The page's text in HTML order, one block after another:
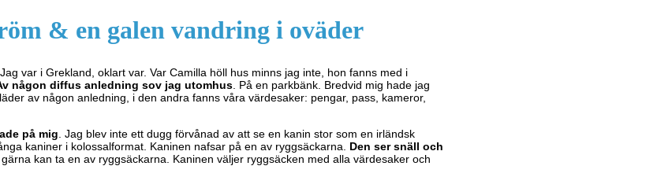
& en galen vandring i oväder
. Jag var i Grekland, oklart var. Var Camilla höll hus minns jag inte, hon fanns med i
någon diffus anledning sov jag utomhus . På en parkbänk. Bredvid mig hade jag
av någon anledning, i den andra fanns våra värdesaker: pengar, pass, kameror,
på mig . Jag blev inte ett dugg förvånad av att se en kanin stor som en irländsk
kaniner i kolossalformat. Kaninen nafsar på en av ryggsäckarna. Den ser snäll och
kan ta en av ryggsäckarna. Kaninen väljer ryggsäcken med alla värdesaker och